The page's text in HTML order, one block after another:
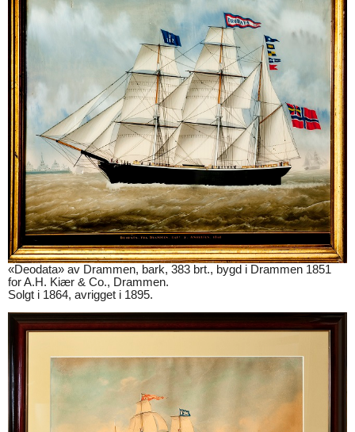
«Deodata» av Drammen, bark, 383 brt., bygd i Drammen 1851
for A.H. Kiær & Co., Drammen.
Solgt i 1864, avrigget i 1895.